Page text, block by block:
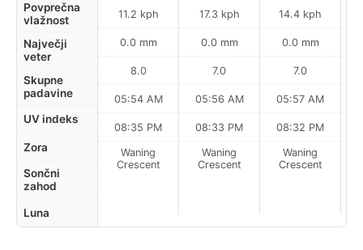
Povprečna
vlažnost
Največji
veter
Skupne
padavine
UV indeks
Zora
Sončni
zahod
Luna
11.2 kph
0.0 mm
8.0
05:54 AM
08:35 PM
Waning
Crescent
17.3 kph
0.0 mm
7.0
05:56 AM
08:33 PM
Waning
Crescent
14.4 kph
0.0 mm
7.0
05:57 AM
08:32 PM
Waning
Crescent